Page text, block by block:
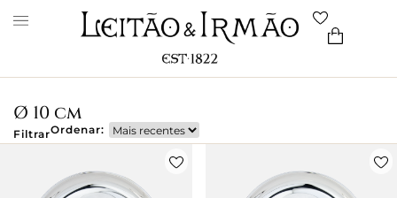
Ø 10 cm
FiltrarOrdenar: